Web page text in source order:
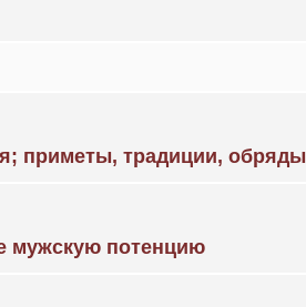
приметы, традиции, обряды
мужскую потенцию